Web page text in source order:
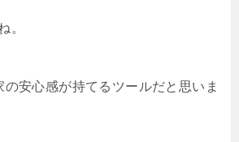
。
安心感が持てるツールだと思いま